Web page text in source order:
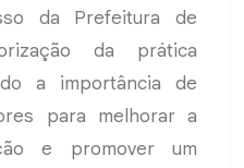
da Prefeitura de
da prática
a importância de
para melhorar a
e promover um